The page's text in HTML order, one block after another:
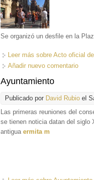
Se organizó un desfile en la
Leer más sobre Acto oficial
Añadir nuevo comentario
Ayuntamiento
Publicado por David Rubio el
Las primeras reuniones del
se tienen noticia datan del siglo
antiguaermita m